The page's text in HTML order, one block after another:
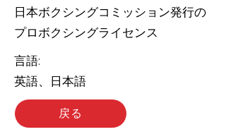
日本ボクシングコミッション発行の
プロボクシングライセンス
言語:
英語、日本語
戻る